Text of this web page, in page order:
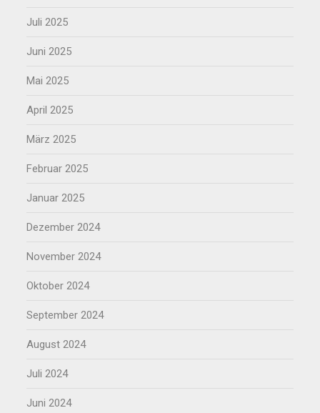
Juli 2025
Juni 2025
Mai 2025
April 2025
März 2025
Februar 2025
Januar 2025
Dezember 2024
November 2024
Oktober 2024
September 2024
August 2024
Juli 2024
Juni 2024